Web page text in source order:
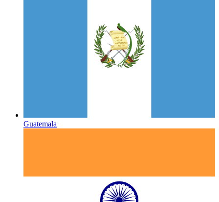
Guatemala